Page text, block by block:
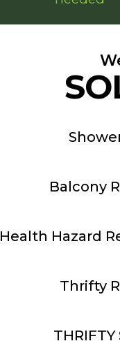
Balcony
Health Hazard
Thrifty
THRIFTY